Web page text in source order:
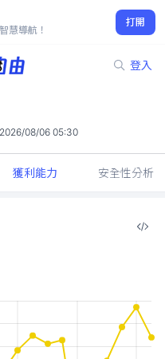
慧導航！
打開
登入
2026/08/06 05:30
獲利能力 安全性分析